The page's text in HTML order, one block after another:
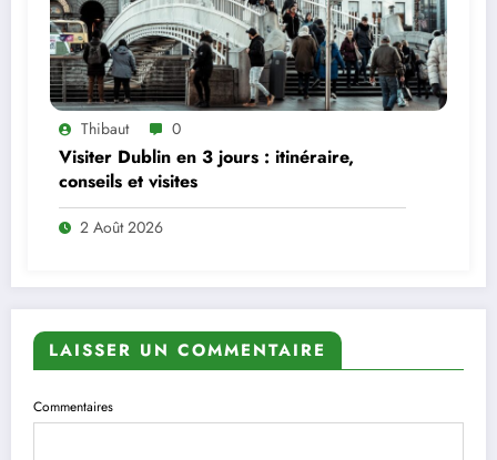
Thibaut 0
Visiter Dublin en 3 jours : itinéraire,
conseils et visites
2 Août 2026
LAISSER UN COMMENTAIRE
Commentaires